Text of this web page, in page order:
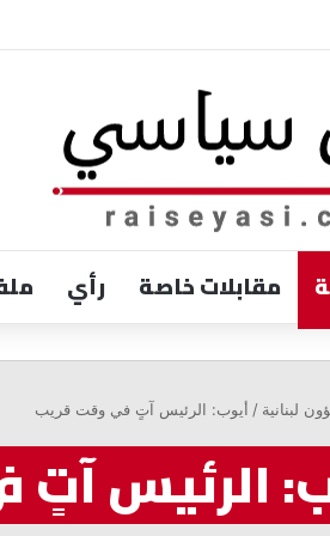
مقابلات خاصة رأي
لبنانية / أيوب: الرئيس آتٍ في وقت قريب
الرئيس